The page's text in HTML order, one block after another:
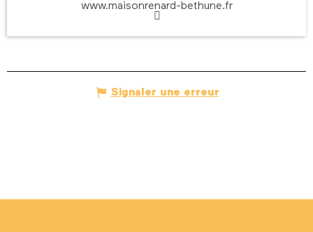
www.maisonrenard-bethune.fr
Signaler une erreur